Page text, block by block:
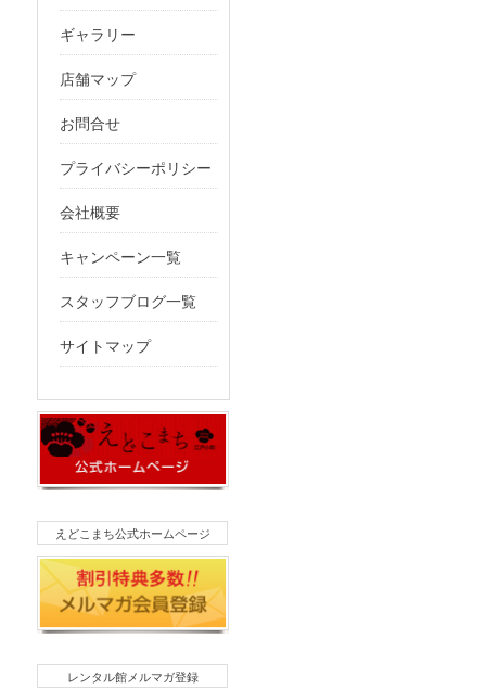
ギャラリー
店舗マップ
お問合せ
プライバシーポリシー
会社概要
キャンペーン一覧
スタッフブログ一覧
サイトマップ
えどこまち公式ホームページ
レンタル館メルマガ登録